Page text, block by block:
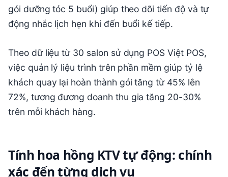
gói dưỡng tóc 5 buổi) giúp theo dõi tiến độ và tự
động nhắc lịch hẹn khi đến buổi kế tiếp.
Theo dữ liệu từ 30 salon sử dụng POS Việt POS,
việc quản lý liệu trình trên phần mềm giúp tỷ lệ
khách quay lại hoàn thành gói tăng từ 45% lên
72%, tương đương doanh thu gia tăng 20-30%
trên mỗi khách hàng.
Tính hoa hồng KTV tự động: chính
xác đến từng dịch vụ